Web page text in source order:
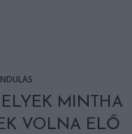
MINTHA
VOLNA ELŐ